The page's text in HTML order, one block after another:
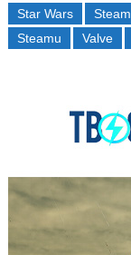
Star Wars
Steam
Steamu
Valve